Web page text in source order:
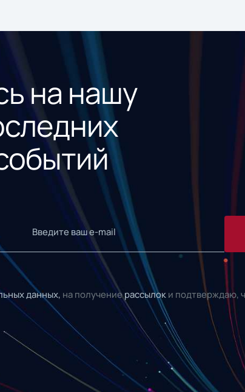
на нашу
данных, на получениерассылок и подтверждаю,